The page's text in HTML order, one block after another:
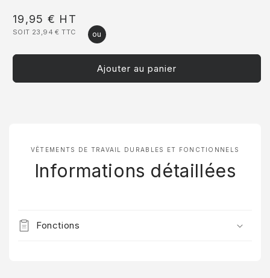
Prix
habituel
19,95 € HT
SOIT 23,94 €TTC
Ajouter au panier
VÊTEMENTS DE TRAVAIL DURABLES ET FONCTIONNELS
Informations détaillées
Fonctions